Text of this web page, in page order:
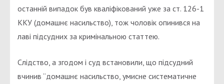
останній випадок був кваліфікований уже за ст. 126-1
ККУ (домашнє насильство), тож чоловік опинився на
лаві підсудних за кримінальною статтею.
Слідство, а згодом і суд встановили, що підсудний
вчинив “домашнє насильство, умисне систематичне